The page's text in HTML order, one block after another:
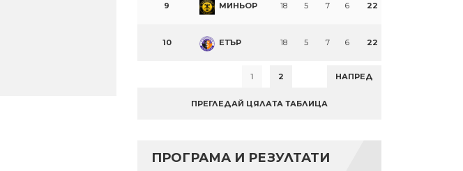
9 МИНЬОР 18 5 7 6 22
10 ЕТЪР 18 5 7 6 22
1 2 НАПРЕД
ПРЕГЛЕДАЙ ЦЯЛАТА ТАБЛИЦА
ПРОГРАМА И РЕЗУЛТАТИ